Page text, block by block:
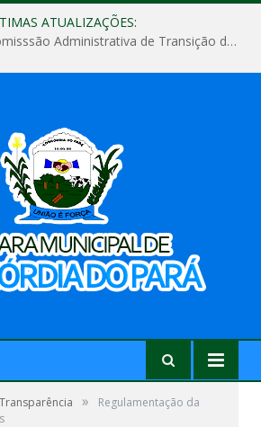
ATUALIZAÇÕES:
Relatório Final da Comisssão Administrativa de Transição de Mandato do Poder Legislativo do Município de Concórdia do Pará
»
Regulamentação da